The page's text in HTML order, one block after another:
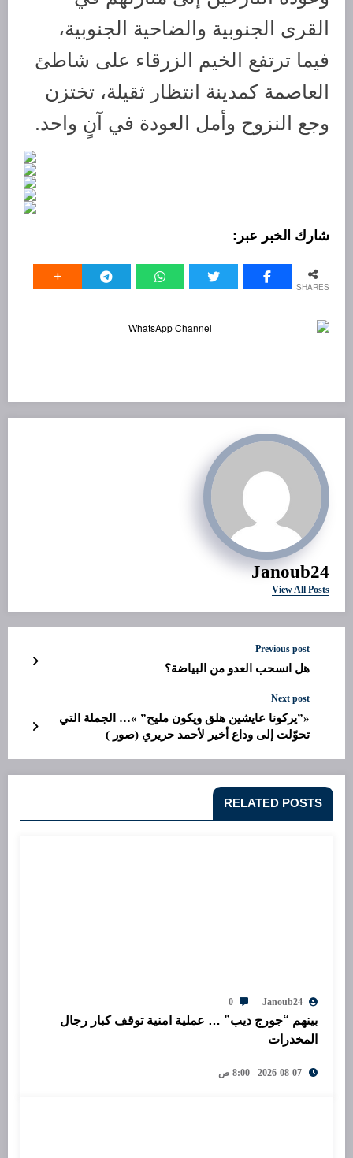
القرى الجنوبية والضاحية الجنوبية،
فيما ترتفع الخيم الزرقاء على شاطئ
العاصمة كمدينة انتظار ثقيلة، تختزن
وجع النزوح وأمل العودة في آنٍ واحد.
SHARES
Janoub24
View All Posts
Previous post
هل انسحب العدو من البياضة؟
Next post
«”يركونا عايشين هلق ويكون مليح” »… الجملة التي
تحوّلت إلى وداع أخير لأحمد حريري (صور )
RELATED POSTS
Janoub24
0
بينهم “جورج ديب” … عملية امنية توقف كبار رجال
المخدرات
2026-08-07 - 8:00 ص